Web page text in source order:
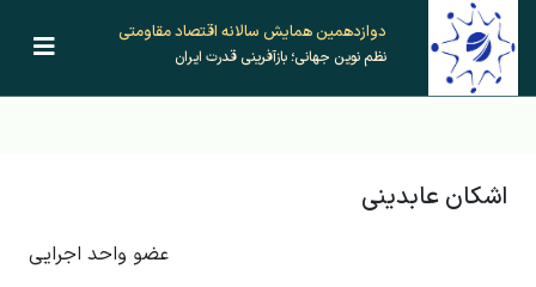
دوازدهمین همایش‌ سالانه اقتصاد مقاومتی
نظم نوین جهانی؛ بازآفرینی قدرت ایران
اشکان عابدینی
عضو واحد اجرایی